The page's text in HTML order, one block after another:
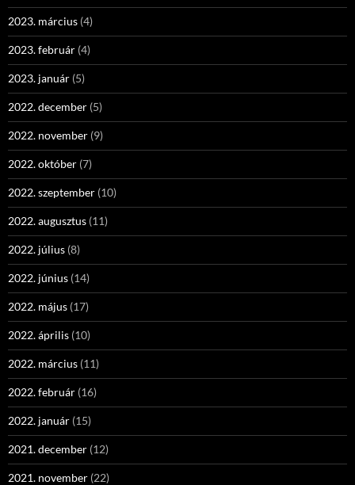
2023. március (4)
2023. február (4)
2023. január (5)
2022. december (5)
2022. november (9)
2022. október (7)
2022. szeptember (10)
2022. augusztus (11)
2022. július (8)
2022. június (14)
2022. május (17)
2022. április (10)
2022. március (11)
2022. február (16)
2022. január (15)
2021. december (12)
2021. november (22)